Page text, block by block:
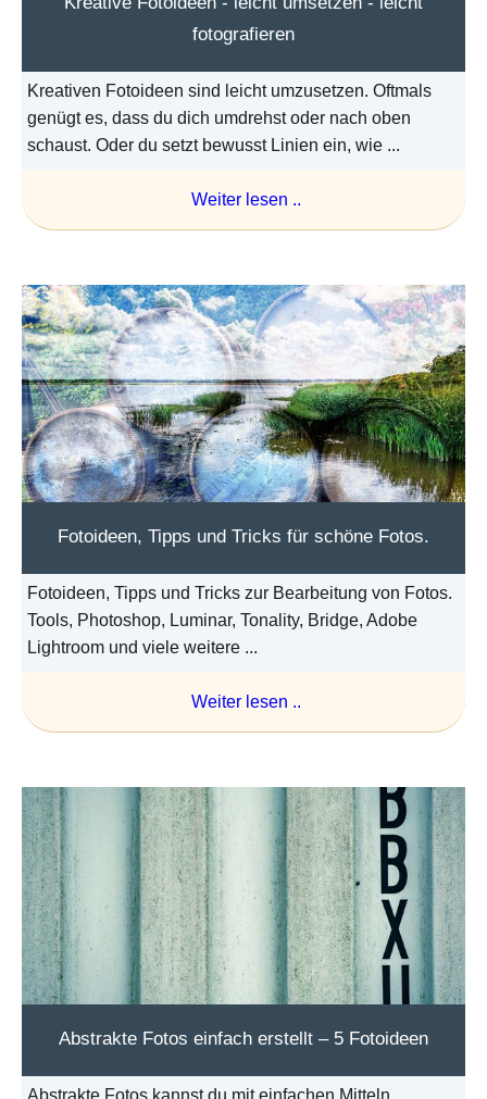
fotografieren
Kreativen Fotoideen sind leicht umzusetzen. Oftmals
genügt es, dass du dich umdrehst oder nach oben
schaust. Oder du setzt bewusst Linien ein, wie ...
Weiter lesen ..
Fotoideen, Tipps und Tricks für schöne Fotos.
Fotoideen, Tipps und Tricks zur Bearbeitung von Fotos.
Tools, Photoshop, Luminar, Tonality, Bridge, Adobe
Lightroom und viele weitere ...
Weiter lesen ..
Abstrakte Fotos einfach erstellt – 5 Fotoideen